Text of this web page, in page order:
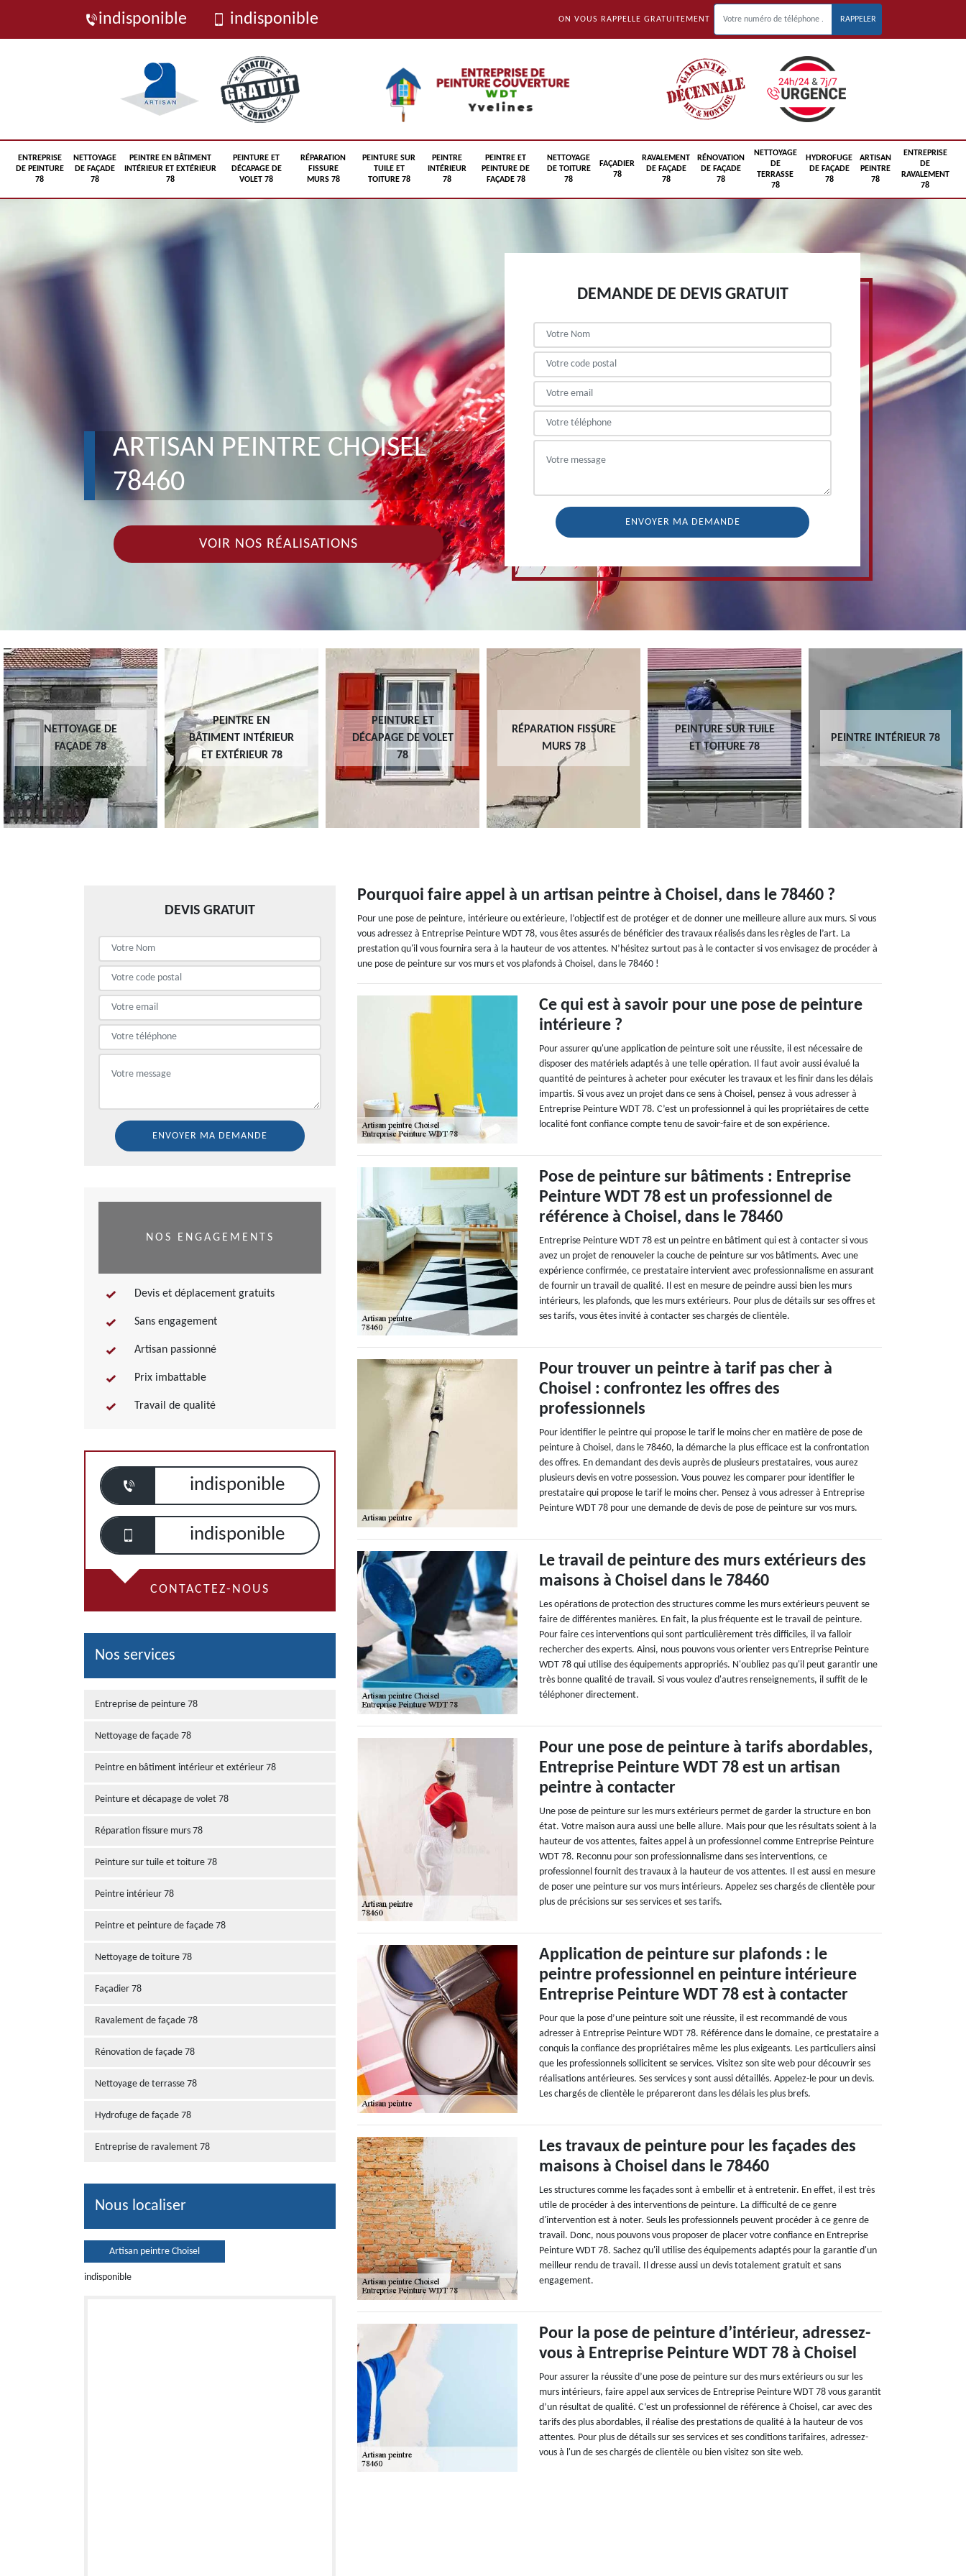
indisponible indisponible ON VOUS RAPPELLE GRATUITEMENT
ENTREPRISE
DE PEINTURE
78
NETTOYAGE
DE FAÇADE
78
PEINTRE EN BÂTIMENT
INTÉRIEUR ET EXTÉRIEUR
78
PEINTURE ET
DÉCAPAGE DE
VOLET 78
RÉPARATION
FISSURE
MURS 78
PEINTURE SUR
TUILE ET
TOITURE 78
PEINTRE
INTÉRIEUR
78
PEINTRE ET
PEINTURE DE
FAÇADE 78
NETTOYAGE
DE TOITURE
78
FAÇADIER
78
RAVALEMENT
DE FAÇADE
78
RÉNOVATION
DE FAÇADE
78
NETTOYAGE
DE
TERRASSE
78
HYDROFUGE
DE FAÇADE
78
ARTISAN
PEINTRE
78
ENTREPRISE
DE
RAVALEMENT
78
ARTISAN PEINTRE CHOISEL
78460
VOIR NOS RÉALISATIONS
DEMANDE DE DEVIS GRATUIT
NETTOYAGE DE
FAÇADE 78
PEINTRE EN
BÂTIMENT INTÉRIEUR
ET EXTÉRIEUR 78
PEINTURE ET
DÉCAPAGE DE VOLET
78
RÉPARATION FISSURE
MURS 78
PEINTURE SUR TUILE
ET TOITURE 78
PEINTRE INTÉRIEUR 78
DEVIS GRATUIT
NOS ENGAGEMENTS
Devis et déplacement gratuits
Sans engagement
Artisan passionné
Prix imbattable
Travail de qualité
indisponible
indisponible
CONTACTEZ-NOUS
Nos services
Entreprise de peinture 78
Nettoyage de façade 78
Peintre en bâtiment intérieur et extérieur 78
Peinture et décapage de volet 78
Réparation fissure murs 78
Peinture sur tuile et toiture 78
Peintre intérieur 78
Peintre et peinture de façade 78
Nettoyage de toiture 78
Façadier 78
Ravalement de façade 78
Rénovation de façade 78
Nettoyage de terrasse 78
Hydrofuge de façade 78
Entreprise de ravalement 78
Nous localiser
Artisan peintre Choisel
indisponible
Pourquoi faire appel à un artisan peintre à Choisel, dans le 78460 ?
Pour une pose de peinture, intérieure ou extérieure, l’objectif est de protéger et de donner une meilleure allure aux murs. Si vous
vous adressez à Entreprise Peinture WDT 78, vous êtes assurés de bénéficier des travaux réalisés dans les règles de l’art. La
prestation qu'il vous fournira sera à la hauteur de vos attentes. N’hésitez surtout pas à le contacter si vos envisagez de procéder à
une pose de peinture sur vos murs et vos plafonds à Choisel, dans le 78460 !
Ce qui est à savoir pour une pose de peinture
intérieure ?
Pour assurer qu'une application de peinture soit une réussite, il est nécessaire de
disposer des matériels adaptés à une telle opération. Il faut avoir aussi évalué la
quantité de peintures à acheter pour exécuter les travaux et les finir dans les délais
impartis. Si vous avez un projet dans ce sens à Choisel, pensez à vous adresser à
Entreprise Peinture WDT 78. C’est un professionnel à qui les propriétaires de cette
localité font confiance compte tenu de savoir-faire et de son expérience.
Pose de peinture sur bâtiments : Entreprise
Peinture WDT 78 est un professionnel de
référence à Choisel, dans le 78460
Entreprise Peinture WDT 78 est un peintre en bâtiment qui est à contacter si vous
avez un projet de renouveler la couche de peinture sur vos bâtiments. Avec une
expérience confirmée, ce prestataire intervient avec professionnalisme en assurant
de fournir un travail de qualité. Il est en mesure de peindre aussi bien les murs
intérieurs, les plafonds, que les murs extérieurs. Pour plus de détails sur ses offres et
ses tarifs, vous êtes invité à contacter ses chargés de clientèle.
Pour trouver un peintre à tarif pas cher à
Choisel : confrontez les offres des
professionnels
Pour identifier le peintre qui propose le tarif le moins cher en matière de pose de
peinture à Choisel, dans le 78460, la démarche la plus efficace est la confrontation
des offres. En demandant des devis auprès de plusieurs prestataires, vous aurez
plusieurs devis en votre possession. Vous pouvez les comparer pour identifier le
prestataire qui propose le tarif le moins cher. Pensez à vous adresser à Entreprise
Peinture WDT 78 pour une demande de devis de pose de peinture sur vos murs.
Le travail de peinture des murs extérieurs des
maisons à Choisel dans le 78460
Les opérations de protection des structures comme les murs extérieurs peuvent se
faire de différentes manières. En fait, la plus fréquente est le travail de peinture.
Pour faire ces interventions qui sont particulièrement très difficiles, il va falloir
rechercher des experts. Ainsi, nous pouvons vous orienter vers Entreprise Peinture
WDT 78 qui utilise des équipements appropriés. N'oubliez pas qu'il peut garantir une
très bonne qualité de travail. Si vous voulez d'autres renseignements, il suffit de le
téléphoner directement.
Pour une pose de peinture à tarifs abordables,
Entreprise Peinture WDT 78 est un artisan
peintre à contacter
Une pose de peinture sur les murs extérieurs permet de garder la structure en bon
état. Votre maison aura aussi une belle allure. Mais pour que les résultats soient à la
hauteur de vos attentes, faites appel à un professionnel comme Entreprise Peinture
WDT 78. Reconnu pour son professionnalisme dans ses interventions, ce
professionnel fournit des travaux à la hauteur de vos attentes. Il est aussi en mesure
de poser une peinture sur vos murs intérieurs. Appelez ses chargés de clientèle pour
plus de précisions sur ses services et ses tarifs.
Application de peinture sur plafonds : le
peintre professionnel en peinture intérieure
Entreprise Peinture WDT 78 est à contacter
Pour que la pose d’une peinture soit une réussite, il est recommandé de vous
adresser à Entreprise Peinture WDT 78. Référence dans le domaine, ce prestataire a
conquis la confiance des propriétaires même les plus exigeants. Les particuliers ainsi
que les professionnels sollicitent se services. Visitez son site web pour découvrir ses
réalisations antérieures. Ses services y sont aussi détaillés. Appelez-le pour un devis.
Les chargés de clientèle le prépareront dans les délais les plus brefs.
Les travaux de peinture pour les façades des
maisons à Choisel dans le 78460
Les structures comme les façades sont à embellir et à entretenir. En effet, il est très
utile de procéder à des interventions de peinture. La difficulté de ce genre
d'intervention est à noter. Seuls les professionnels peuvent procéder à ce genre de
travail. Donc, nous pouvons vous proposer de placer votre confiance en Entreprise
Peinture WDT 78. Sachez qu'il utilise des équipements adaptés pour la garantie d'un
meilleur rendu de travail. Il dresse aussi un devis totalement gratuit et sans
engagement.
Pour la pose de peinture d’intérieur, adressez-
vous à Entreprise Peinture WDT 78 à Choisel
Pour assurer la réussite d’une pose de peinture sur des murs extérieurs ou sur les
murs intérieurs, faire appel aux services de Entreprise Peinture WDT 78 vous garantit
d’un résultat de qualité. C’est un professionnel de référence à Choisel, car avec des
tarifs des plus abordables, il réalise des prestations de qualité à la hauteur de vos
attentes. Pour plus de détails sur ses services et ses conditions tarifaires, adressez-
vous à l'un de ses chargés de clientèle ou bien visitez son site web.